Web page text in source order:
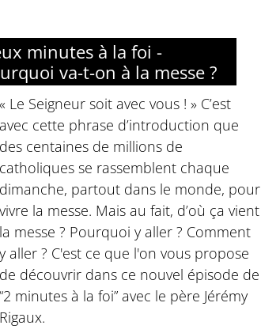
minutes à la foi -
va-t-on à la messe ?
« Le Seigneur soit avec vous ! » C’est
avec cette phrase d’introduction que
des centaines de millions de
catholiques se rassemblent chaque
dimanche, partout dans le monde, pour
vivre la messe. Mais au fait, d’où ça vient
la messe ? Pourquoi y aller ? Comment
y aller ? C'est ce que l'on vous propose
de découvrir dans ce nouvel épisode de
“2 minutes à la foi” avec le père Jérémy
Rigaux.